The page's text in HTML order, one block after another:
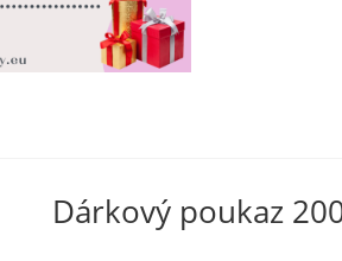
Dárkový poukaz